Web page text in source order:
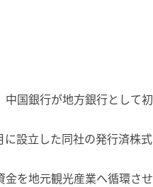
中国銀行が地方銀行として初
に設立した同社の発行済株式
を地元観光産業へ循環させ